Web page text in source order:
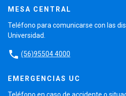
MESA CENTRAL
Teléfono para comunicarse con las
Universidad.
phone (56)95504 4000
EMERGENCIAS UC